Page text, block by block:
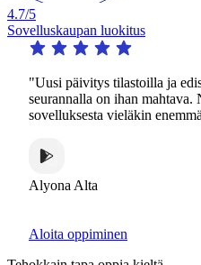
4.7/5
Sovelluskaupan luokitus
Nyt tykkään
”Tämä
tarjoaa
Aloita oppiminen